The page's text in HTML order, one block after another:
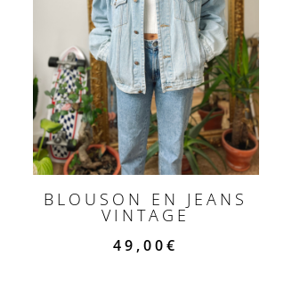
BLOUSON EN JEANS
VINTAGE
49,00€